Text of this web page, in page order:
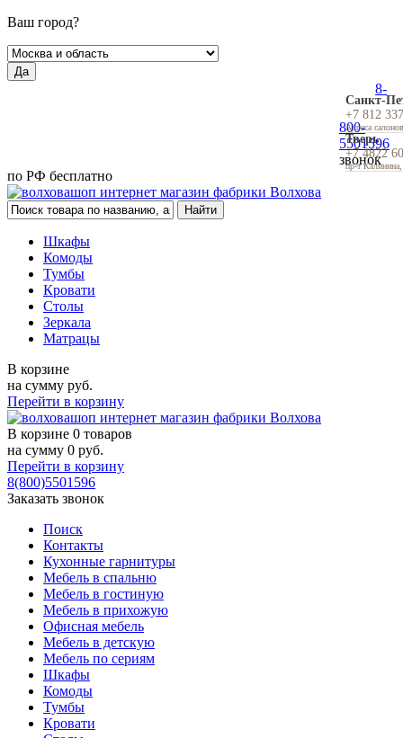
Ваш город?
Да
Санкт-
+7 812
Адреса
Тверь
+7 4822
пр-т
8-
800-
5501596
звонок
по РФ бесплатно
Шкафы
Комоды
Тумбы
Кровати
Столы
Зеркала
Матрацы
В корзине
на сумму руб.
Перейти в корзину
В корзине 0 товаров
на сумму 0 руб.
Перейти в корзину
8(800)5501596
Заказать звонок
Поиск
Контакты
Кухонные гарнитуры
Мебель в спальню
Мебель в гостиную
Мебель в прихожую
Офисная мебель
Мебель в детскую
Мебель по сериям
Шкафы
Комоды
Тумбы
Кровати